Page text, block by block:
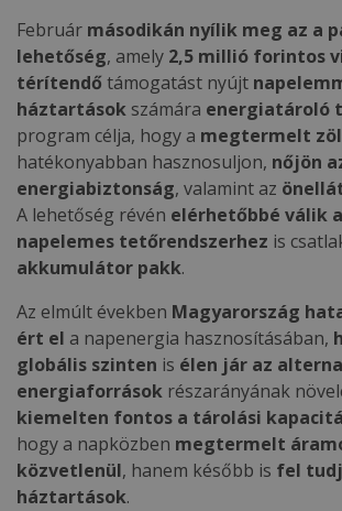
Február másodikán nyílik meg az a
lehetőség, amely 2,5 millió forintos
térítendő támogatást nyújt
háztartások számára energiatároló
program célja, hogy a megtermelt
hatékonyabban hasznosuljon, nőjön
energiabiztonság, valamint az
A lehetőség révén elérhetőbbé válik
napelemes tetőrendszerhez is
akkumulátor pakk.
Az elmúlt években Magyarország
ért el a napenergia hasznosításában,
globális szinten is élen jár az
energiaforrások részarányának
kiemelten fontos a tárolási
hogy a napközben megtermelt
közvetlenül, hanem később is fel
háztartások.